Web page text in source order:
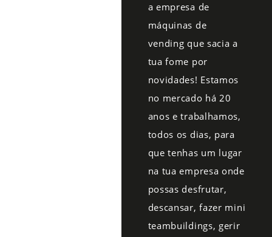
a empresa de
máquinas de
vending que sacia a
tua fome por
novidades! Estamos
no mercado há 20
anos e trabalhamos,
todos os dias, para
que tenhas um lugar
na tua empresa onde
possas desfrutar,
descansar, fazer mini
teambuildings, gerir